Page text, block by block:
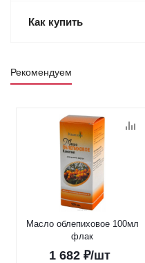
Как купить
Рекомендуем
Масло облепиховое 100мл
флак
1 682 ₽/шт